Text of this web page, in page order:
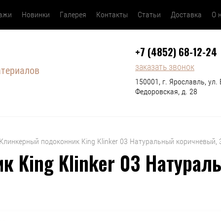
Новинки Галерея Контакты Статьи Доставка О
+7 (4852) 68-12-24
заказать звонок
150001, г. Ярославль, ул.
Федоровская, д. 28
Клинкерный подоконник King Klinker 03 Натуральный
King Klinker 03